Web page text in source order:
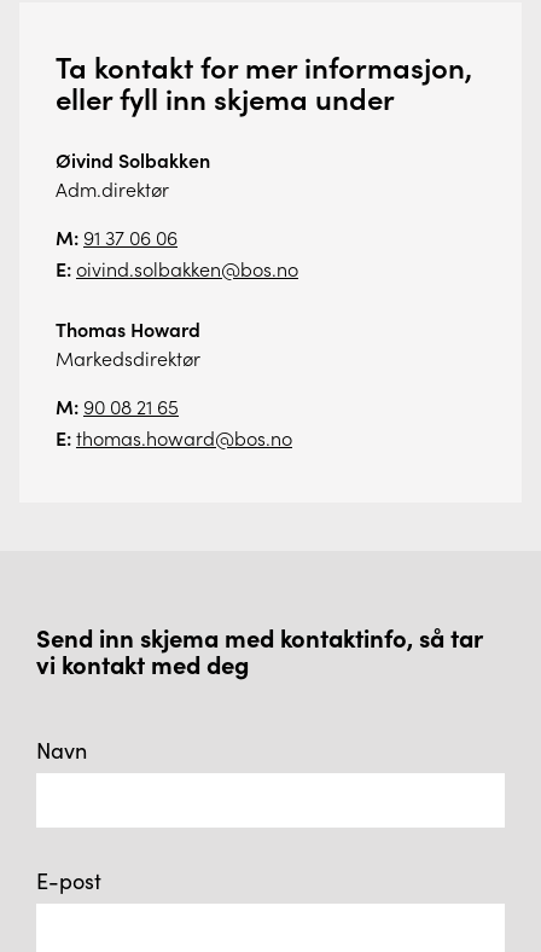
Ta kontakt for mer informasjon,
eller fyll inn skjema under
Øivind Solbakken
Adm.direktør
M: 91 37 06 06
E:oivind.solbakken@bos.no
Thomas Howard
Markedsdirektør
M: 90 08 21 65
E:thomas.howard@bos.no
Send inn skjema med kontaktinfo, så tar
vi kontakt med deg
Navn
E-post